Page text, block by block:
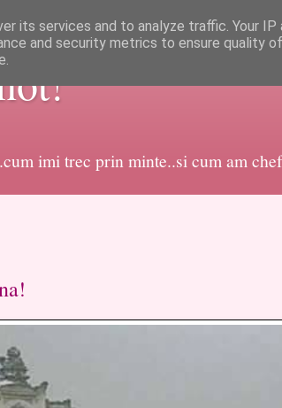
imi trec prin minte..si cum am
its services and to analyze traffic. Your IP
and security metrics to ensure quality